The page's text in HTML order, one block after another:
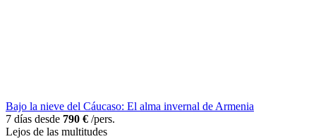
Bajo la nieve del Cáucaso: El alma invernal de Armenia
7 días desde 790 € /pers.
Lejos de las multitudes